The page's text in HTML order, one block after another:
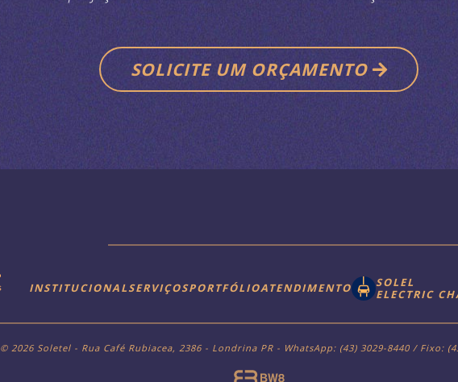
SOLICITE UM ORÇAMENTO
INSTITUCIONALSERVIÇOSPORTFÓLIOATENDIMENTO
SOLEL
ELECTRIC
© 2026 Soletel - Rua Café Rubiacea, 2386 - Londrina PR - WhatsApp: (43) 3029-8440 / Fixo: